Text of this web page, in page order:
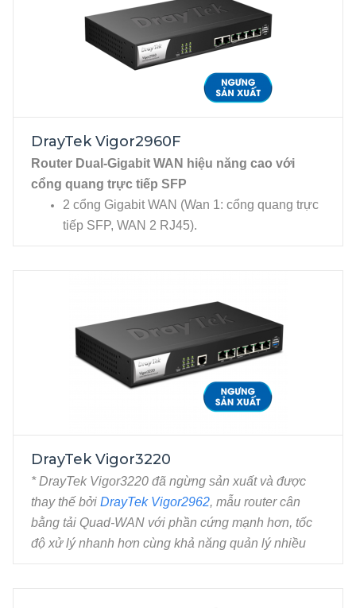
4 cổng Gigabit LAN, RJ-45. 2 cổng USB 2.0
cho phép kết nối USB 3G/4G, Printer...
NGƯNG SẢN XUẤT
DrayTek Vigor2960F
Router Dual-Gigabit WAN hiệu năng cao với
cổng quang trực tiếp SFP
2 cổng Gigabit WAN (Wan 1: cổng quang trực
tiếp SFP, WAN 2 RJ45).
DrayTek Vigor3220
* DrayTek Vigor3220 đã ngừng sản xuất và được
thay thế bởi DrayTek Vigor2962, mẫu router cân
bằng tải Quad-WAN với phần cứng mạnh hơn, tốc
độ xử lý nhanh hơn cùng khả năng quản lý nhiều